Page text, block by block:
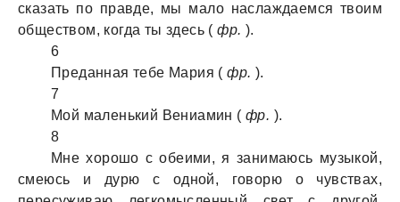
сказать по правде, мы мало наслаждаемся твоим
обществом, когда ты здесь (фр. ).
6
Преданная тебе Мария (фр. ).
7
Мой маленький Вениамин ( фр. ).
8
Мне хорошо с обеими, я занимаюсь музыкой,
смеюсь и дурю с одной, говорю о чувствах,